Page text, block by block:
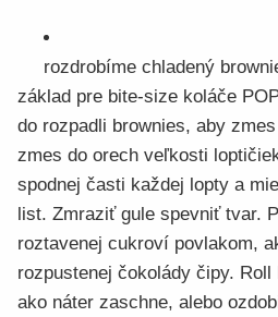
rozdrobíme chladený
základ pre bite-size koláče
do rozpadli brownies, aby
zmes do orech veľkosti
spodnej časti každej lopty a
list. Zmraziť gule spevniť tvar.
roztavenej cukroví povlakom,
rozpustenej čokolády čipy.
ako náter zaschne, alebo